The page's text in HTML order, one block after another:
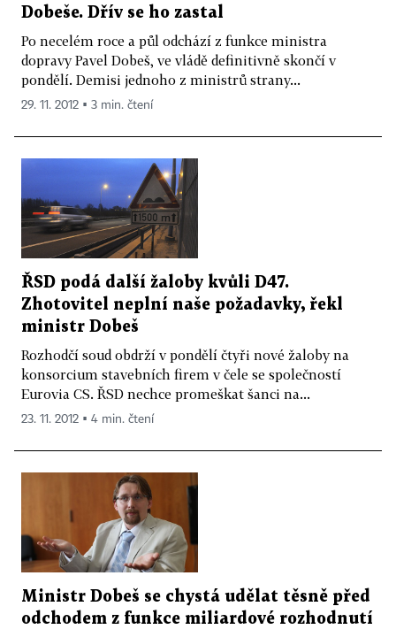
Dobeše. Dřív se ho zastal
Po necelém roce a půl odchází z funkce ministra
dopravy Pavel Dobeš, ve vládě definitivně skončí v
pondělí. Demisi jednoho z ministrů strany...
29. 11. 2012 ▪ 3 min. čtení
ŘSD podá další žaloby kvůli D47.
Zhotovitel neplní naše požadavky, řekl
ministr Dobeš
Rozhodčí soud obdrží v pondělí čtyři nové žaloby na
konsorcium stavebních firem v čele se společností
Eurovia CS. ŘSD nechce promeškat šanci na...
23. 11. 2012 ▪ 4 min. čtení
Ministr Dobeš se chystá udělat těsně před
odchodem z funkce miliardové rozhodnutí